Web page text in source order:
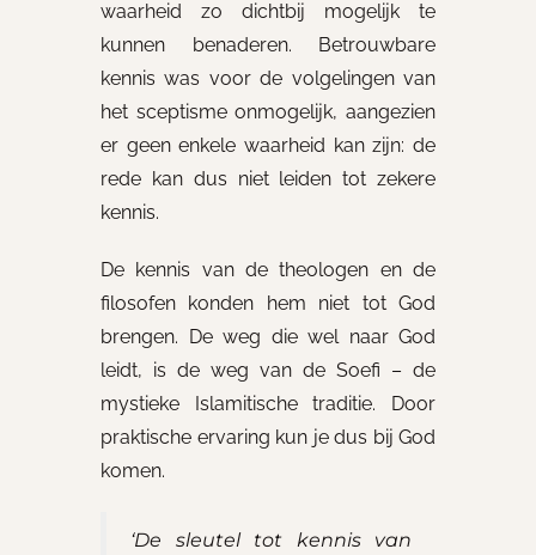
waarheid zo dichtbij mogelijk te
kunnen benaderen. Betrouwbare
kennis was voor de volgelingen van
het sceptisme onmogelijk, aangezien
er geen enkele waarheid kan zijn: de
rede kan dus niet leiden tot zekere
kennis.
De kennis van de theologen en de
filosofen konden hem niet tot God
brengen. De weg die wel naar God
leidt, is de weg van de Soefi – de
mystieke Islamitische traditie. Door
praktische ervaring kun je dus bij God
komen.
‘De sleutel tot kennis van